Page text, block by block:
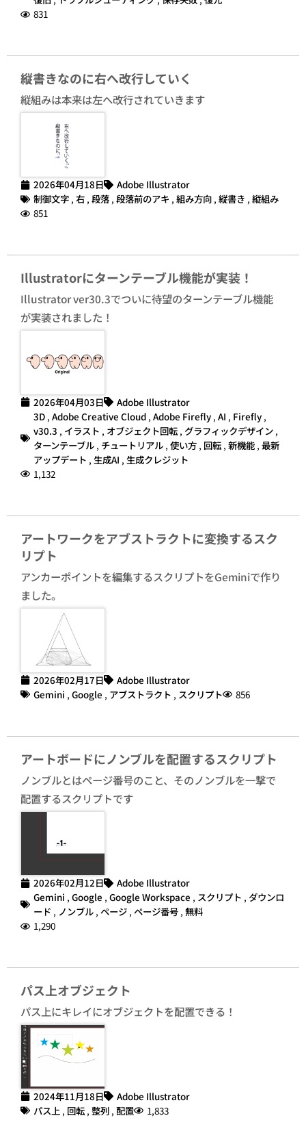
831
縦書きなのに右へ改行していく
縦組みは本来は左へ改行されていきます
2026年04月18日
Adobe Illustrator
制御文字 , 右 , 段落 , 段落前のアキ , 組み方向 , 縦書き , 縦組み
851
Illustratorにターンテーブル機能が実装！
Illustrator ver30.3でついに待望のターンテーブル機能
が実装されました！
2026年04月03日
Adobe Illustrator
3D , Adobe Creative Cloud , Adobe Firefly , AI , Firefly ,
v30.3 , イラスト , オブジェクト回転 , グラフィックデザイン ,
ターンテーブル , チュートリアル , 使い方 , 回転 , 新機能 , 最新
アップデート , 生成AI , 生成クレジット
1,132
アートワークをアブストラクトに変換するスク
リプト
アンカーポイントを編集するスクリプトをGeminiで作り
ました。
2026年02月17日
Adobe Illustrator
Gemini , Google , アブストラクト , スクリプト 856
アートボードにノンブルを配置するスクリプト
ノンブルとはページ番号のこと、そのノンブルを一撃で
配置するスクリプトです
2026年02月12日
Adobe Illustrator
Gemini , Google , Google Workspace , スクリプト , ダウンロ
ード , ノンブル , ページ , ページ番号 , 無料
1,290
パス上オブジェクト
パス上にキレイにオブジェクトを配置できる！
2024年11月18日
Adobe Illustrator
パス上 , 回転 , 整列 , 配置 1,833